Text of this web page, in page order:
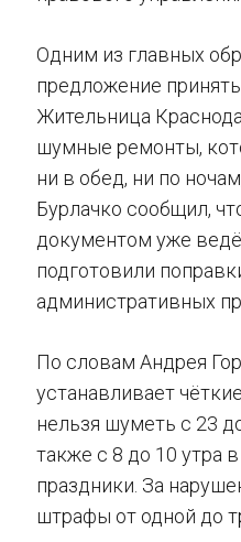
Одним из главных
предложение
Жительница
шумные ремонты,
ни в обед, ни по
Бурлачко сообщил,
документом уже
подготовили
административных
По словам Андрея
устанавливает
нельзя шуметь с 23
также с 8 до 10 утра
праздники. За
штрафы от одной до